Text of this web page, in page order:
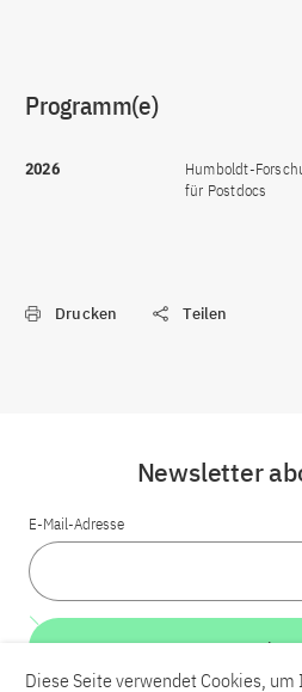
Programm(e)
2026
Humboldt-
für Postdocs
Drucken Teilen
Newsletter
E-Mail-Adresse
Weiter
Diese Seite verwendet Cookies,